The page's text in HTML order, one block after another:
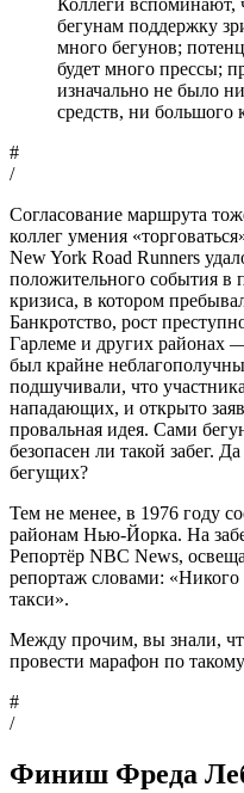
Коллеги вспоминают,
бегунам поддержку
много бегунов;
будет много прессы;
изначально не было
средств, ни большого
#
/
Согласование маршрута
коллег умения
New York Road Runners
положительного события в
кризиса, в котором
Банкротство, рост
Гарлеме и других районах
был крайне
подшучивали, что
нападающих, и открыто
провальная идея. Сами
безопасен ли такой забег.
бегущих?
Тем не менее, в 1976 году
районам Нью-Йорка. На
Репортёр NBC News,
репортаж словами:
такси».
Между прочим, вы знали,
провести марафон по
#
/
Финиш Фреда